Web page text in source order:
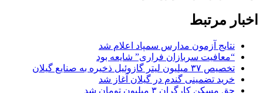
اخبار مرتبط
نتایج آزمون مدارس سمپاد اعلام شد
“معافیت سربازان فراری” شایعه بود
تخصیص ۳۷ میلیون لیتر گازوئیل ذخیره به صنایع گیلان
خرید تضمینی گندم در گیلان آغاز شد
حق مسکن کارگران ۳ میلیون تومان شد